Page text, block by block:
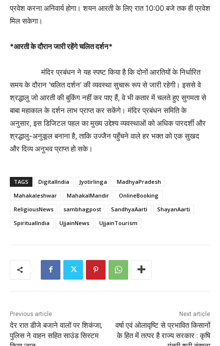
प्रवेश करना अनिवार्य होगा। शयन आरती के लिए रात 10:00 बजे तक ही प्रवेश
मिल सकेगा।
*आरती के दौरान जारी रहेंगे चलित दर्शन*
मंदिर प्रबंधन ने यह स्पष्ट किया है कि दोनों आरतियों के निर्धारित
समय के दौरान ‘चलित दर्शन’ की व्यवस्था सुचारू रूप से जारी रहेगी। इससे वे
श्रद्धालु जो आरती की बुकिंग नहीं कर पाए हैं, वे भी कतार में चलते हुए सुगमता से
बाबा महाकाल के दर्शन लाभ प्राप्त कर सकेंगे। मंदिर प्रबंधन समिति के
अनुसार, इस डिजिटल पहल का मुख्य उद्देश्य व्यवस्थाओं को अधिक पारदर्शी और
श्रद्धालु-अनुकूल बनाना है, ताकि उज्जैन पहुँचने वाले हर भक्त को एक सुखद
और दिव्य अनुभव प्राप्त हो सके।
TAGS DigitalIndia Jyotirlinga
MadhyaPradesh
Mahakaleshwar
MahakalMandir
OnlineBooking
ReligiousNews
sambhagpost SandhyaAarti
ShayanAarti
SpiritualIndia
UjjainNews UjjainTourism
Previous article
देर रात डीजे बजाने वालों पर शिकंजा,
पुलिस ने वाहन सहित साउंड सिस्टम
Next article
वर्षा एवं ओलावृष्टि से प्रभावित किसानों
के हित में तत्पर है राज्य सरकार : कृषि